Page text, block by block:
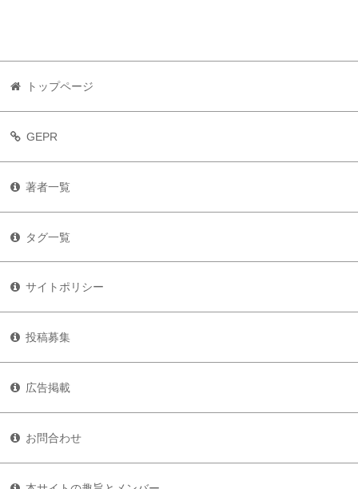
トップページ
GEPR
著者一覧
タグ一覧
サイトポリシー
投稿募集
広告掲載
お問合わせ